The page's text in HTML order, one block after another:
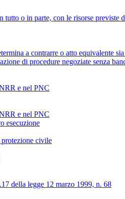
o in parte, con le risorse
a contrarre o atto equivalente
di procedure negoziate senza
e nel PNC
e nel PNC
esecuzione
civile
della legge 12 marzo 1999, n. 68